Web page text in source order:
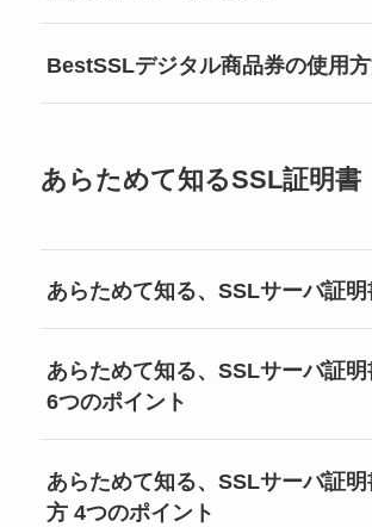
BestSSLデジタル商品券の使用
あらためて知るSSL証明書
あらためて知る、SSLサーバ証明
あらためて知る、SSLサーバ証
6つのポイント
あらためて知る、SSLサーバ証
方 4つのポイント